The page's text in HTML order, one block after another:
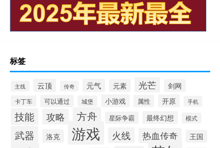
标签
主线 云顶 传奇 元气 元素 光芒 剑网
卡丁车 可以通过 城堡 小游戏 属性 开原 手机
技能 攻略 方舟 星际争霸 最终幻想 模式
武器 洛克 游戏 火线 热血传奇 王国